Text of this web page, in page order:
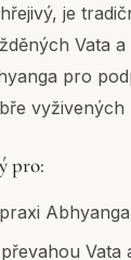
je
Vata
pro
vyživených
pro:
Vata